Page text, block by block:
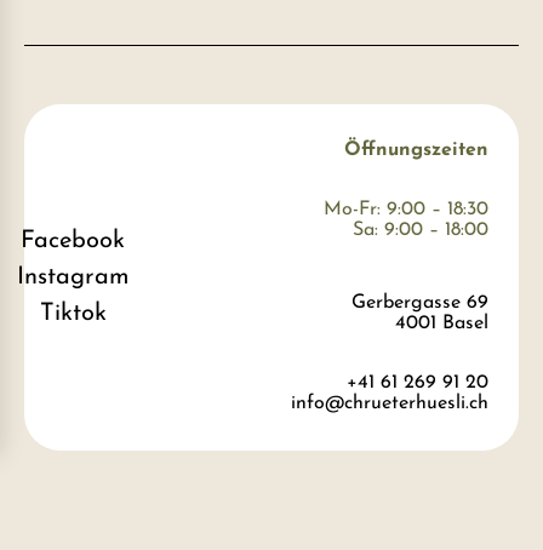
Öffnungszeiten
Mo-Fr: 9:00 – 18:30
Sa: 9:00 – 18:00
Gerbergasse 69
4001 Basel
+41 61 269 91 20
info@chrueterhuesli.ch
Facebook
Instagram
Tiktok